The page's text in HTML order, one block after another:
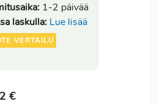
1-2 päivää
laskulla: Lue lisää
VERTAILU
€